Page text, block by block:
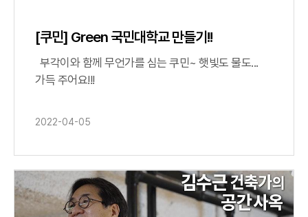
[쿠민] Green 국민대학교 만들기!!
2022-04-05